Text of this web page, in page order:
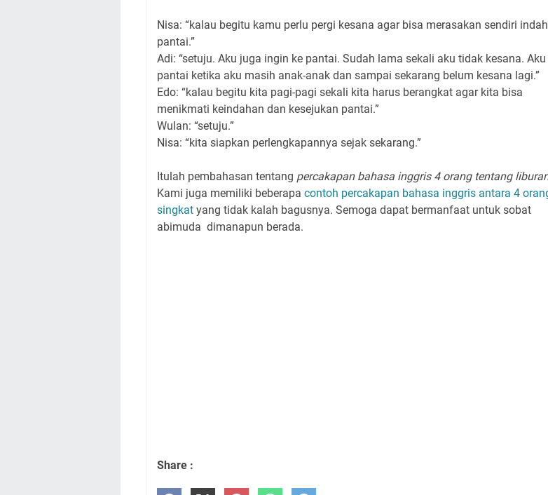
Nisa: “kalau begitu kamu perlu pergi kesana agar bisa merasakan sendiri
pantai.”
Adi: “setuju. Aku juga ingin ke pantai. Sudah lama sekali aku tidak kesana. Aku
pantai ketika aku masih anak-anak dan sampai sekarang belum kesana lagi.”
Edo: “kalau begitu kita pagi-pagi sekali kita harus berangkat agar kita bisa
menikmati keindahan dan kesejukan pantai.”
Wulan: “setuju.”
Nisa: “kita siapkan perlengkapannya sejak sekarang.”
Itulah pembahasan tentang percakapan bahasa inggris 4 orang tentang
Kami juga memiliki beberapa contoh percakapan bahasa inggris antara 4
singkat yang tidak kalah bagusnya. Semoga dapat bermanfaat untuk sobat
abimuda dimanapun berada.
Share :